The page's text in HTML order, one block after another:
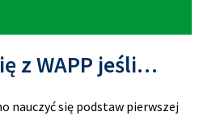
z WAPP jeśli…
nauczyć się podstaw pierwszej